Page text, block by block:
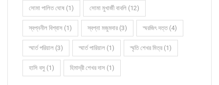
সোমা পালিত ঘোষ (1) সোমা মুখার্জী বাবলি (12)
স্বপ্ননীল বিশ্বাস (1) স্বপ্না মজুমদার (3) স্মরজিৎ দত্ত (4)
স্মার্ত পরিয়াল (3) স্মার্ত পারিয়াল (1) স্মৃতি শেখর মিত্র (1)
হাসি বসু (1) হিমাদ্রী শেখর দাস (1)